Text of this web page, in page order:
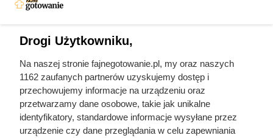
Auschwitz. Odtajnione zdjęcia
pokazują, co działo się przed
szubienicą
Drogi Użytkowniku,
Na naszej stronie fajnegotowanie.pl, my oraz naszych
1162 zaufanych partnerów uzyskujemy dostęp i
przechowujemy informacje na urządzeniu oraz
przetwarzamy dane osobowe, takie jak unikalne
identyfikatory, standardowe informacje wysyłane przez
urządzenie czy dane przeglądania w celu zapewniania